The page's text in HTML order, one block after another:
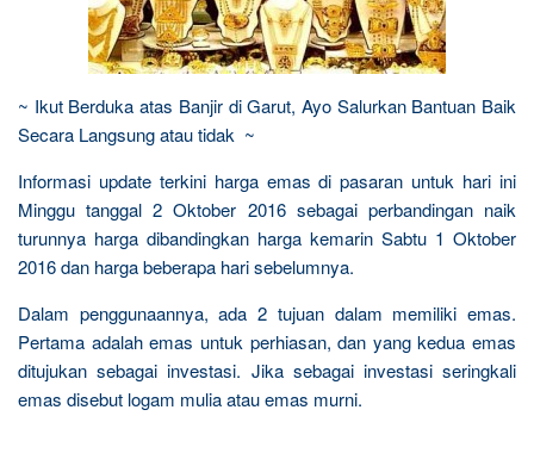
~ Ikut Berduka atas Banjir di Garut, Ayo Salurkan Bantuan Baik
Secara Langsung atau tidak ~
Informasi update terkini harga emas di pasaran untuk hari ini
Minggu tanggal 2 Oktober 2016 sebagai perbandingan naik
turunnya harga dibandingkan harga kemarin Sabtu 1 Oktober
2016 dan harga beberapa hari sebelumnya.
Dalam penggunaannya, ada 2 tujuan dalam memiliki emas.
Pertama adalah emas untuk perhiasan, dan yang kedua emas
ditujukan sebagai investasi. Jika sebagai investasi seringkali
emas disebut logam mulia atau emas murni.